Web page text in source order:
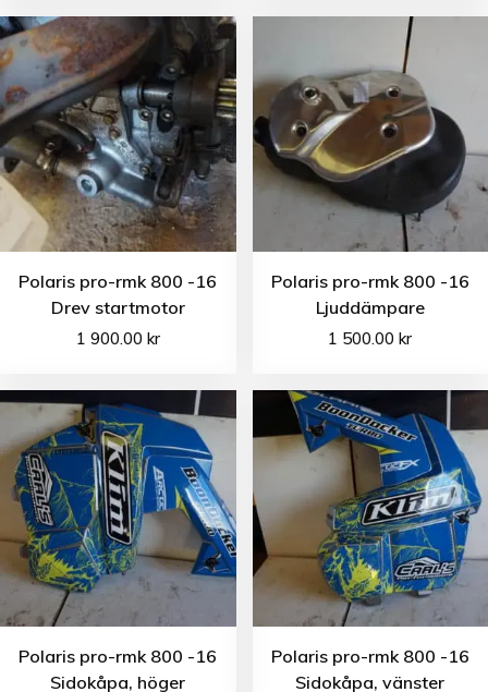
Polaris pro-rmk 800 -16
Drev startmotor
1 900.00 kr
Polaris pro-rmk 800 -16
Ljuddämpare
1 500.00kr
Polaris pro-rmk 800 -16
Sidokåpa, höger
Polaris pro-rmk 800 -16
Sidokåpa, vänster